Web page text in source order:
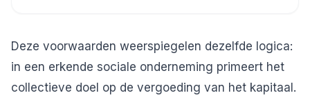
Deze voorwaarden weerspiegelen dezelfde logica:
in een erkende sociale onderneming primeert het
collectieve doel op de vergoeding van het kapitaal.